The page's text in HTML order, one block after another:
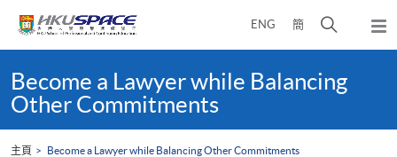
ENG 簡
開
尋
面
彈
出
content
startBecome a Lawyer while Balancing
Other Commitments
主頁 Become a Lawyer while Balancing Other Commitments